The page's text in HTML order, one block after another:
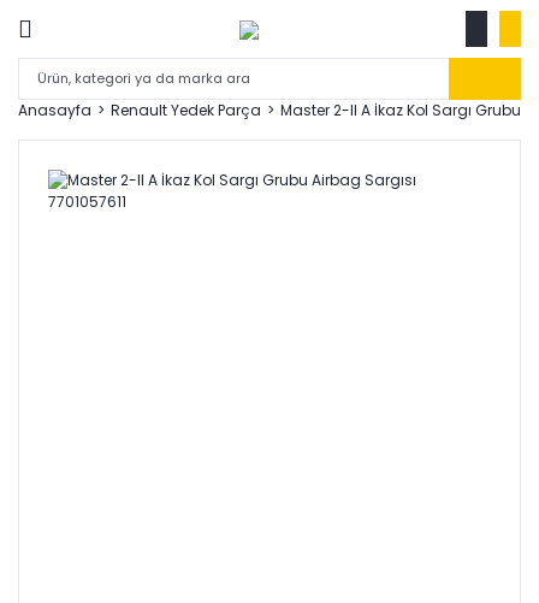
Anasayfa Renault Yedek Parça Master 2-II A İkaz Kol Sargı Grubu